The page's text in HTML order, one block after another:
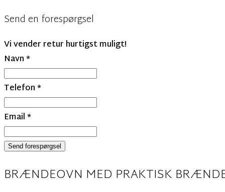
Send en forespørgsel
Vi vender retur hurtigst muligt!
Navn*
Telefon*
Email*
Send forespørgsel
BRÆNDEOVN MED PRAKTISK